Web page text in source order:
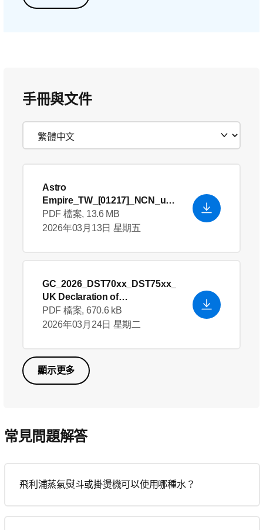
手冊與文件
Astro
Empire_TW_[01217]_NCN_use
r manual
PDF 檔案, 13.6 MB
2026年03月13日 星期五
GC_2026_DST70xx_DST75xx_
UK Declaration of
Conformity_en_GB
PDF 檔案, 670.6 kB
2026年03月24日 星期二
顯示更多
常見問題解答
飛利浦蒸氣熨斗或掛燙機可以使用哪種水？